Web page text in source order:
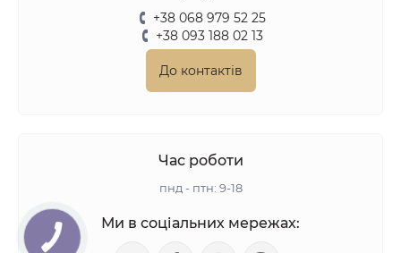
+38 068 979 52 25
+38 093 188 02 13
До контактів
Час роботи
пнд - птн: 9-18
Ми в соціальних мережах: